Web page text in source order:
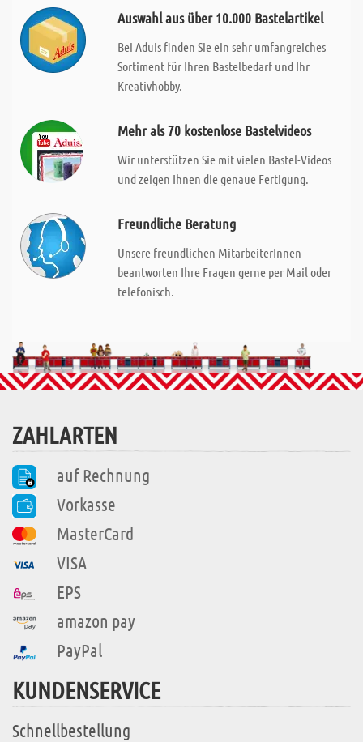
Auswahl aus über 10.000 Bastelartikel
Bei Aduis finden Sie ein sehr umfangreiches
Sortiment für Ihren Bastelbedarf und Ihr
Kreativhobby.
Mehr als 70 kostenlose Bastelvideos
Wir unterstützen Sie mit vielen Bastel-Videos
und zeigen Ihnen die genaue Fertigung.
Freundliche Beratung
Unsere freundlichen MitarbeiterInnen
beantworten Ihre Fragen gerne per Mail oder
telefonisch.
ZAHLARTEN
auf Rechnung
Vorkasse
MasterCard
VISA
EPS
amazon pay
PayPal
KUNDENSERVICE
Schnellbestellung